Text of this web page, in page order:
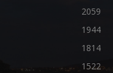
2059
1944
1814
1522